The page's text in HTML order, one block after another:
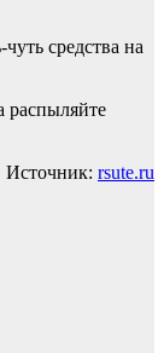
средства на
распыляйте
Источник: rsute.ru